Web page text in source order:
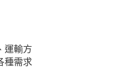
運輸方
種需求